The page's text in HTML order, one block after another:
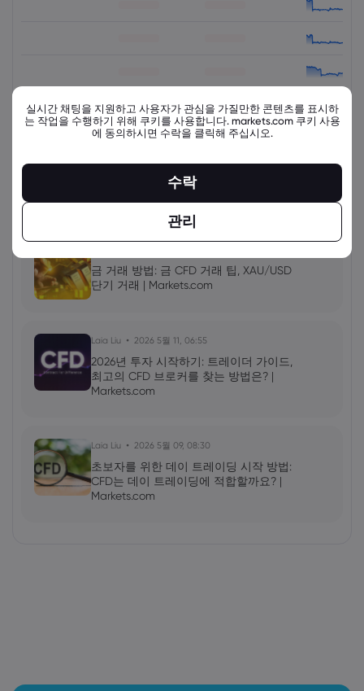
view_all_instruments
최신 교육 자료 더 보기
금 거래 방법: 금 CFD 거래 팁, XAU/USD
단기 거래 | Markets.com
Laia Liu 2026 5월 11, 06:55
2026년 투자 시작하기: 트레이더 가이드,
최고의 CFD 브로커를 찾는 방법은? |
Markets.com
Laia Liu 2026 5월 09, 08:30
초보자를 위한 데이 트레이딩 시작 방법:
CFD는 데이 트레이딩에 적합할까요? |
Markets.com
실시간 채팅을 지원하고 사용자가 관심을 가질만한 콘텐츠를 표시하
는 작업을 수행하기 위해 쿠키를 사용합니다. markets.com 쿠키 사용
에 동의하시면 수락을 클릭해 주십시오.
수락
관리